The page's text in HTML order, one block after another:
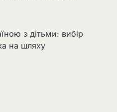
з дітьми: вибір
на шляху